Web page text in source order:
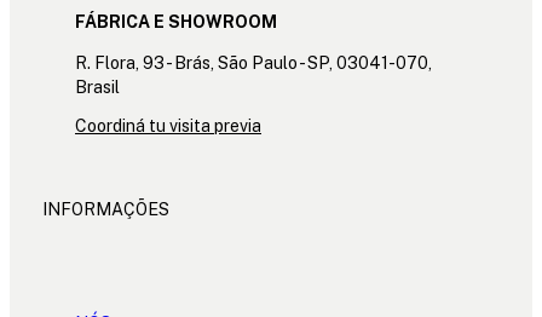
FÁBRICA E SHOWROOM
R. Flora, 93 - Brás, São Paulo - SP, 03041-070,
Brasil
Coordiná tu visita previa
INFORMAÇÕES